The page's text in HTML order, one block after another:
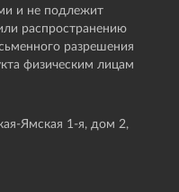
и не подлежит
распространению
разрешения
физическим лицам
Ямская 1-я, дом 2,